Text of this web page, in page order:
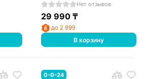
Нет отзывов
29 990 ₸
до 2 999
В корзину
0-0-24